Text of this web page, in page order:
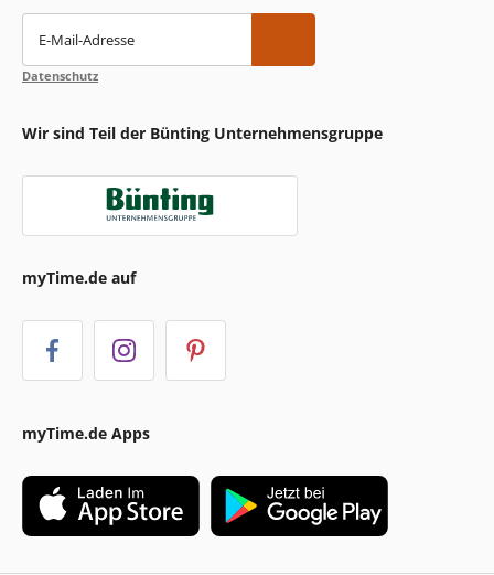
E-Mail-Adresse
Datenschutz
Wir sind Teil der Bünting Unternehmensgruppe
myTime.de auf
myTime.de Apps